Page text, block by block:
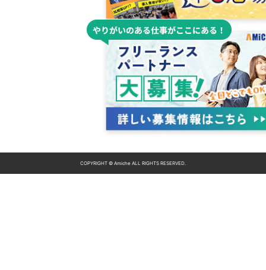
COPYRIGHT © Amiche ALL RIGHTS RESERVED.